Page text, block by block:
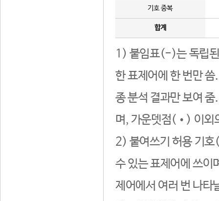
기호 중복
합계
1) 붙임표(-)는 독립된
한 표제어에 한 번만
종 분석 결과만 보여
며, 가운뎃점(•) 이외
2) 붙여쓰기 허용 기호
수 있는 표제어에 쓰이
제어에서 여러 번 나타